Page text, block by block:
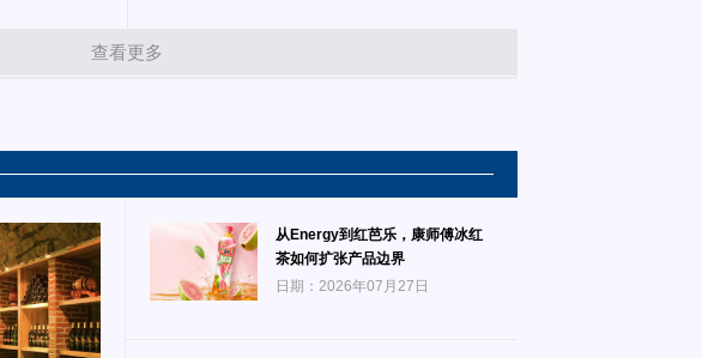
查看更多
从Energy到红芭乐，康师傅冰红
茶如何扩张产品边界
日期：2026年07月27日